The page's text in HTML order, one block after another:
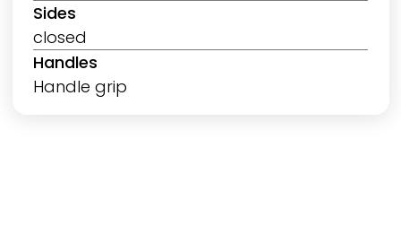
Sides
closed
Handles
Handle grip